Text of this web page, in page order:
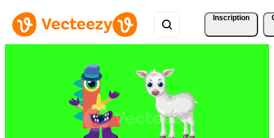
Inscription